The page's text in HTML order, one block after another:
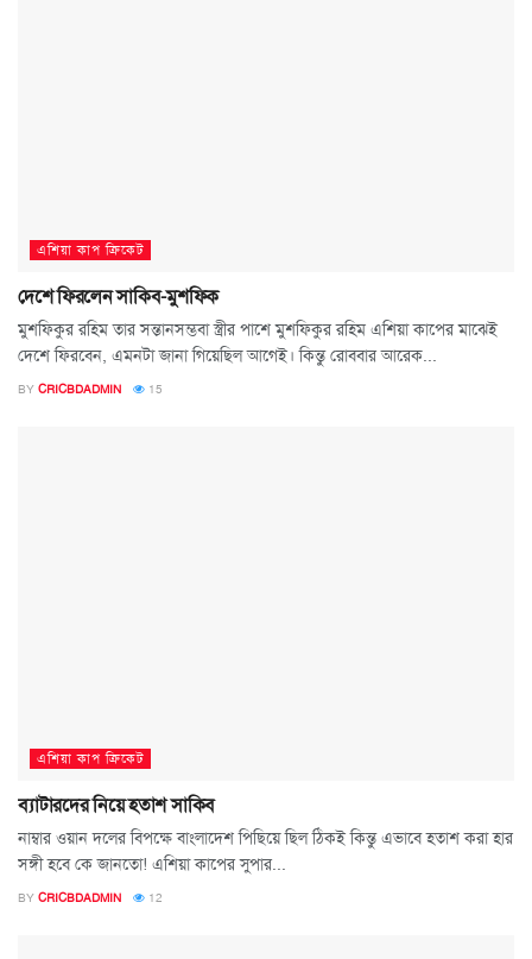
এশিয়া কাপ ক্রিকেট
দেশে ফিরলেন সাকিব-মুশফিক
মুশফিকুর রহিম তার সন্তানসম্ভবা স্ত্রীর পাশে মুশফিকুর রহিম এশিয়া কাপের মাঝেই
দেশে ফিরবেন, এমনটা জানা গিয়েছিল আগেই। কিন্তু রোববার আরেক...
BY CRICBDADMIN 15
এশিয়া কাপ ক্রিকেট
ব্যাটারদের নিয়ে হতাশ সাকিব
নাম্বার ওয়ান দলের বিপক্ষে বাংলাদেশ পিছিয়ে ছিল ঠিকই কিন্তু এভাবে হতাশ করা হার
সঙ্গী হবে কে জানতো! এশিয়া কাপের সুপার...
BY CRICBDADMIN 12